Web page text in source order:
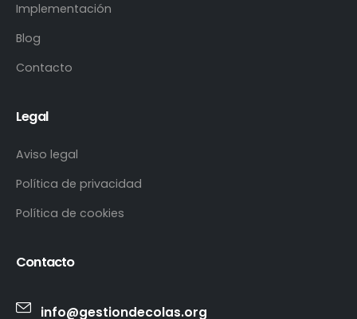
Implementación
Blog
Contacto
Legal
Aviso legal
Política de privacidad
Política de cookies
Contacto
info@gestiondecolas.org